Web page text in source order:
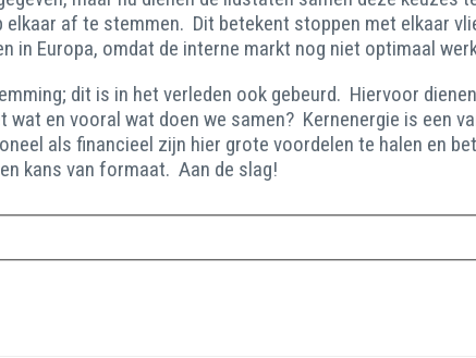
af te stemmen. Dit betekent stoppen met elkaar
in Europa, omdat de interne markt nog niet optimaal
dit is in het verleden ook gebeurd. Hiervoor
en vooral wat doen we samen? Kernenergie is een
als financieel zijn hier grote voordelen te halen en
kans van formaat. Aan de slag!